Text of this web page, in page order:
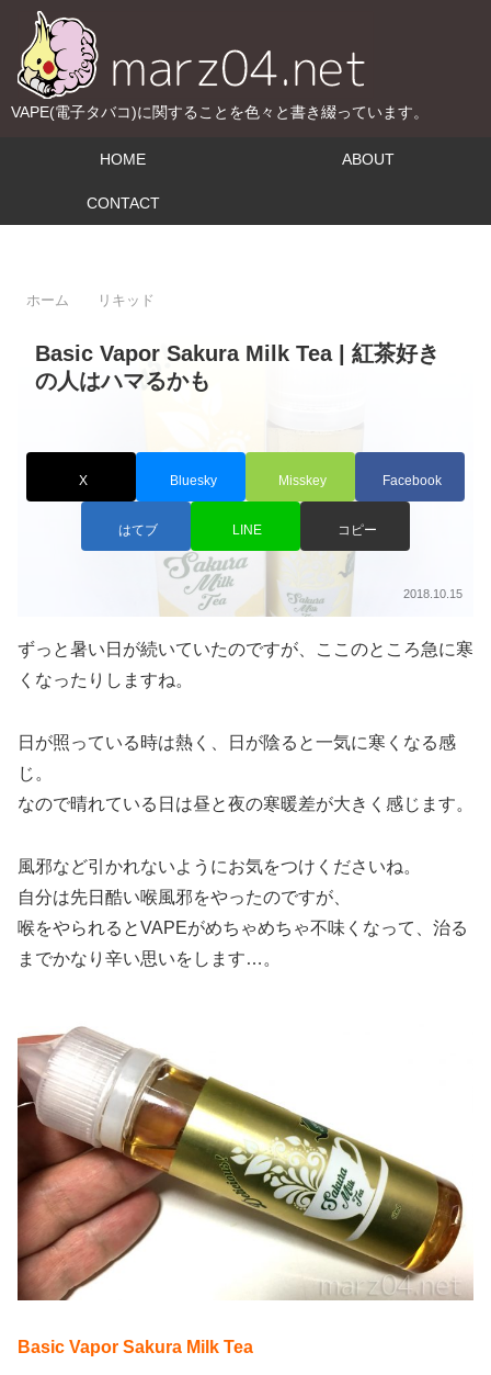
VAPE(電子タバコ)に関することを色々と書き綴っています。
HOME ABOUT
CONTACT
ホーム リキッド
Basic Vapor Sakura Milk Tea | 紅茶好き
の人はハマるかも
X Bluesky Misskey Facebook
はてブ LINE コピー
2018.10.15
ずっと暑い日が続いていたのですが、ここのところ急に寒
くなったりしますね。
日が照っている時は熱く、日が陰ると一気に寒くなる感
じ。
なので晴れている日は昼と夜の寒暖差が大きく感じます。
風邪など引かれないようにお気をつけくださいね。
自分は先日酷い喉風邪をやったのですが、
喉をやられるとVAPEがめちゃめちゃ不味くなって、治る
までかなり辛い思いをします…。
Basic Vapor Sakura Milk Tea